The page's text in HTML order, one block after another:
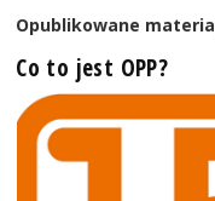
Opublikowane
Co to jest OPP?